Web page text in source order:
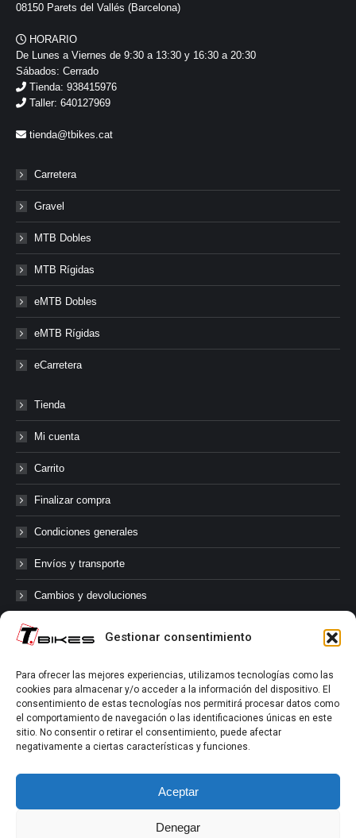
Gestionar consentimiento
Para ofrecer las mejores experiencias, utilizamos tecnologías como las
cookies para almacenar y/o acceder a la información del dispositivo. El
consentimiento de estas tecnologías nos permitirá procesar datos como
el comportamiento de navegación o las identificaciones únicas en este
sitio. No consentir o retirar el consentimiento, puede afectar
negativamente a ciertas características y funciones.
Aceptar
Denegar
08150 Parets del Vallés (Barcelona)
HORARIO
De Lunes a Viernes de 9:30 a 13:30 y 16:30 a 20:30
Sábados: Cerrado
Tienda: 938415976
Taller: 640127969
tienda@tbikes.cat
Carretera
Gravel
MTB Dobles
MTB Rígidas
eMTB Dobles
eMTB Rígidas
eCarretera
Tienda
Mi cuenta
Carrito
Finalizar compra
Condiciones generales
Envíos y transporte
Cambios y devoluciones
@tbikes.cat #tbikes
Síguenos en las redes sociales de Tbikes, mantente informado de
nuestras novedades, productos, salidas en grupo, ofertas, sorteos ...
y muchos más!